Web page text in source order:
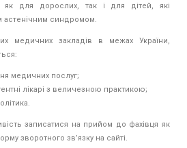
як для дорослих, так і для дітей, які
астенічним синдромом.
медичних закладів в межах України,
медичних послуг;
лікарі з величезною практикою;
записатися на прийом до фахівця як
зворотного зв’язку на сайті.